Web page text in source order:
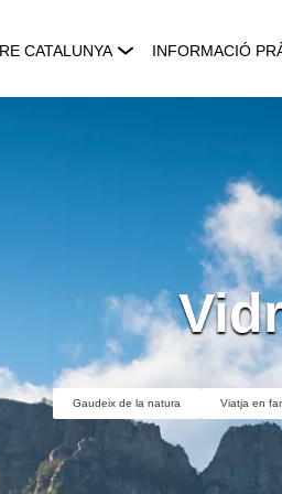
CATALUNYA INFORMACIÓ
Gaudeix de la natura Viatja en